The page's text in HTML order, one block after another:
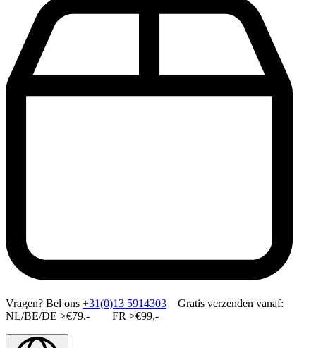
Vragen? Bel ons +31(0)13 5914303 Gratis verzenden vanaf:
NL/BE/DE >€79.- FR >€99,-